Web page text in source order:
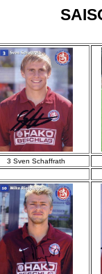
3 Sven Schaffrath